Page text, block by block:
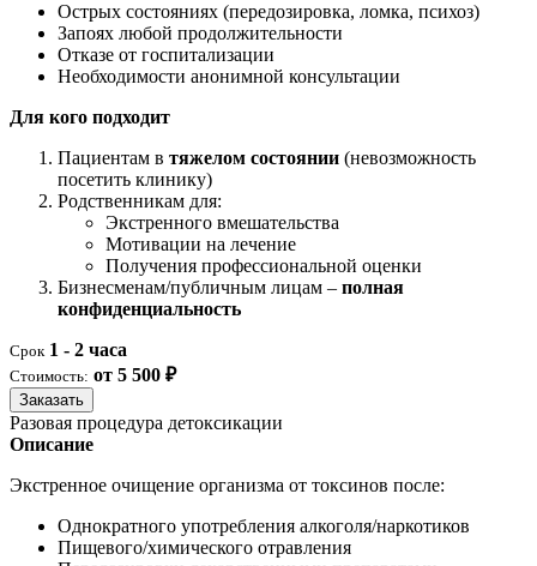
Острых состояниях (передозировка, ломка, психоз)
Запоях любой продолжительности
Отказе от госпитализации
Необходимости анонимной консультации
Для кого подходит
Пациентам в тяжелом состоянии (невозможность
посетить клинику)
Родственникам для:
Экстренного вмешательства
Мотивации на лечение
Получения профессиональной оценки
Бизнесменам/публичным лицам – полная
конфиденциальность
Срок 1 - 2 часа
Стоимость: от 5 500 ₽
Заказать
Разовая процедура детоксикации
Описание
Экстренное очищение организма от токсинов после:
Однократного употребления алкоголя/наркотиков
Пищевого/химического отравления